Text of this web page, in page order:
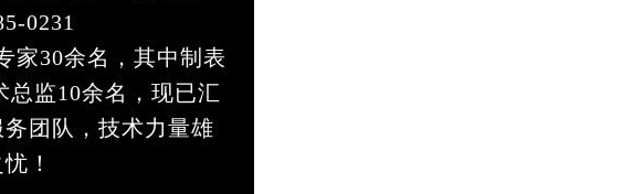
0231
家30余名，其中制表
总监10余名，现已汇
团队，技术力量雄
！